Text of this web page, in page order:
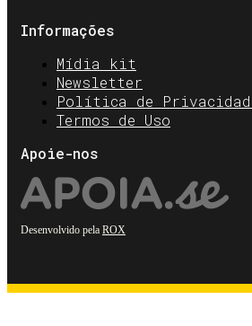
Informações
Mídia kit
Newsletter
Política de
Termos de Uso
Apoie-nos
Desenvolvido pela ROX